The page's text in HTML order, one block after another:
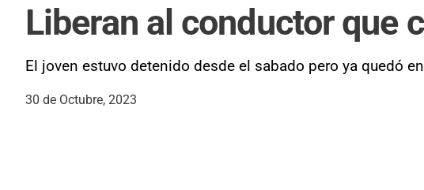
Liberan al conductor que
El joven estuvo detenido desde el sabado pero ya quedó
30 de Octubre, 2023